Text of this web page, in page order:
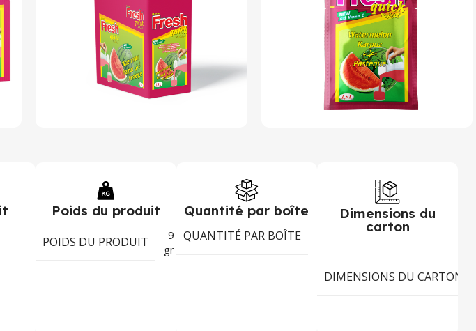
Poids du produit
POIDS DU PRODUIT
9
gr
Quantité par boîte
QUANTITÉ PAR BOÎTE
Dimensions du
carton
DIMENSIONS DU CARTON